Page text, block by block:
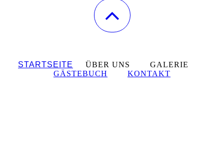
STARTSEITE
ÜBER UNS GALERIE
GÄSTEBUCH
KONTAKT